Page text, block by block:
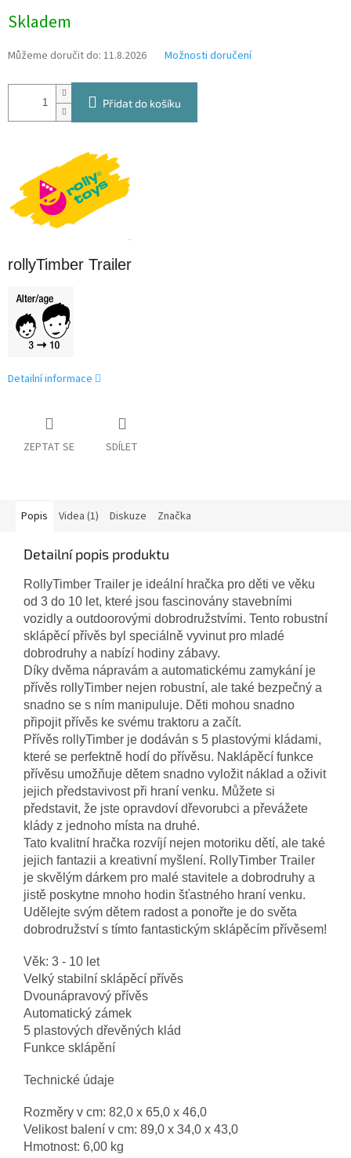
cena:
Skladem
Můžeme doručit do: 11.8.2026 Možnosti doručení
Přidat do košíku
rollyTimber Trailer
Detailní informace
ZEPTAT SE SDÍLET
Popis Videa (1) Diskuze Značka
Detailní popis produktu
RollyTimber Trailer je ideální hračka pro děti ve věku
od 3 do 10 let, které jsou fascinovány stavebními
vozidly a outdoorovými dobrodružstvími. Tento robustní
sklápěcí přívěs byl speciálně vyvinut pro mladé
dobrodruhy a nabízí hodiny zábavy.
Díky dvěma nápravám a automatickému zamykání je
přívěs rollyTimber nejen robustní, ale také bezpečný a
snadno se s ním manipuluje. Děti mohou snadno
připojit přívěs ke svému traktoru a začít.
Přívěs rollyTimber je dodáván s 5 plastovými kládami,
které se perfektně hodí do přívěsu. Naklápěcí funkce
přívěsu umožňuje dětem snadno vyložit náklad a oživit
jejich představivost při hraní venku. Můžete si
představit, že jste opravdoví dřevorubci a převážete
klády z jednoho místa na druhé.
Tato kvalitní hračka rozvíjí nejen motoriku dětí, ale také
jejich fantazii a kreativní myšlení. RollyTimber Trailer
je skvělým dárkem pro malé stavitele a dobrodruhy a
jistě poskytne mnoho hodin šťastného hraní venku.
Udělejte svým dětem radost a ponořte je do světa
dobrodružství s tímto fantastickým sklápěcím přívěsem!
Věk: 3 - 10 let
Velký stabilní sklápěcí přívěs
Dvounápravový přívěs
Automatický zámek
5 plastových dřevěných klád
Funkce sklápění
Technické údaje
Rozměry v cm: 82,0 x 65,0 x 46,0
Velikost balení v cm: 89,0 x 34,0 x 43,0
Hmotnost: 6,00 kg